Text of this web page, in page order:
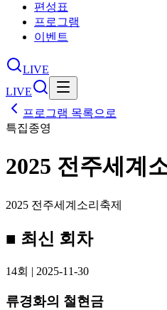
편성표
프로그램
이벤트
LIVE
LIVE
프로그램 목록으로
특집종영
2025 전주세계
2025 전주세계소리축제
■ 최신 회차
14회 | 2025-11-30
류경화의 철현금